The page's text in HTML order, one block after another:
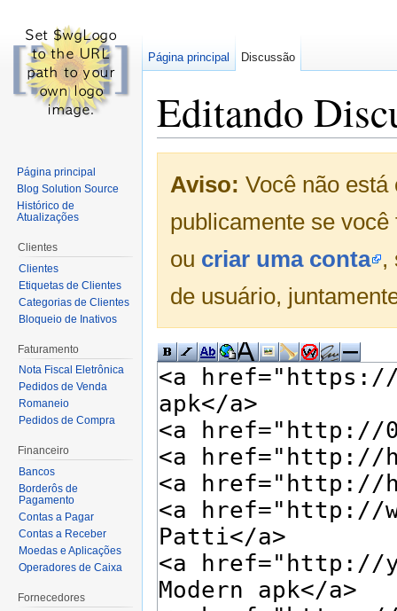
Editando
Aviso: Você não
publicamente se
ou criar uma conta ,
de usuário,
Página principal Discussão
Página principal
Blog Solution Source
Histórico de
Atualizações
Clientes
Clientes
Etiquetas de Clientes
Categorias de Clientes
Bloqueio de Inativos
Faturamento
Nota Fiscal Eletrônica
Pedidos de Venda
Romaneio
Pedidos de Compra
Financeiro
Bancos
Borderôs de
Pagamento
Contas a Pagar
Contas a Receber
Moedas e Aplicações
Operadores de Caixa
Fornecedores